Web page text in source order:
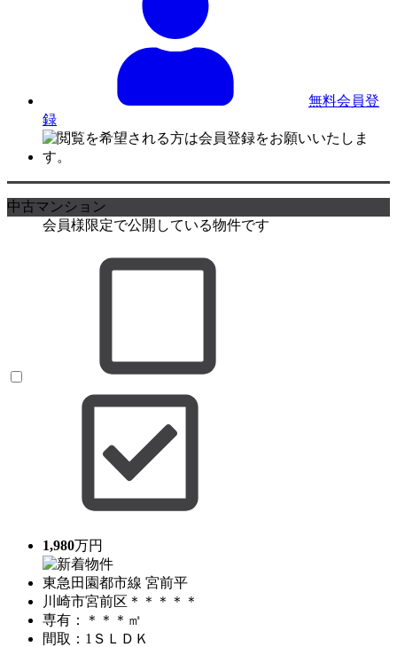
無料会員登
録
中古マンション
会員様限定で公開している物件です
1,980万円
東急田園都市線 宮前平
川崎市宮前区＊＊＊＊＊
専有：＊＊＊㎡
間取：1ＳＬＤＫ